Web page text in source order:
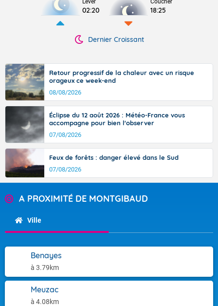
Lever
02:20
Coucher
18:25
Dernier Croissant
Retour progressif de la chaleur avec un risque
orageux ce week-end
08/08/2026
Éclipse du 12 août 2026 : Météo-France vous
accompagne pour bien l'observer
07/08/2026
Feux de forêts : danger élevé dans le Sud
07/08/2026
A PROXIMITÉ DE MONTGIBAUD
Ville
Benayes
à 3.79km
Meuzac
à 4.08km